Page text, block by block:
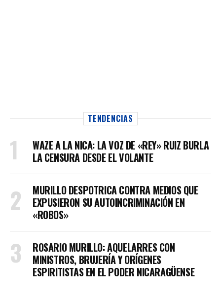
TENDENCIAS
WAZE A LA NICA: LA VOZ DE «REY» RUIZ BURLA
LA CENSURA DESDE EL VOLANTE
MURILLO DESPOTRICA CONTRA MEDIOS QUE
EXPUSIERON SU AUTOINCRIMINACIÓN EN
«ROBOS»
ROSARIO MURILLO: AQUELARRES CON
MINISTROS, BRUJERÍA Y ORÍGENES
ESPIRITISTAS EN EL PODER NICARAGÜENSE